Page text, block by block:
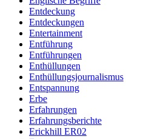
Entdeckung
Entdeckungen
Entertainment
Entführung
Entführungen
Enthüllungen
Enthüllungsjournalismus
Entspannung
Erbe
Erfahrungen
Erfahrungsberichte
Erickhill ER02